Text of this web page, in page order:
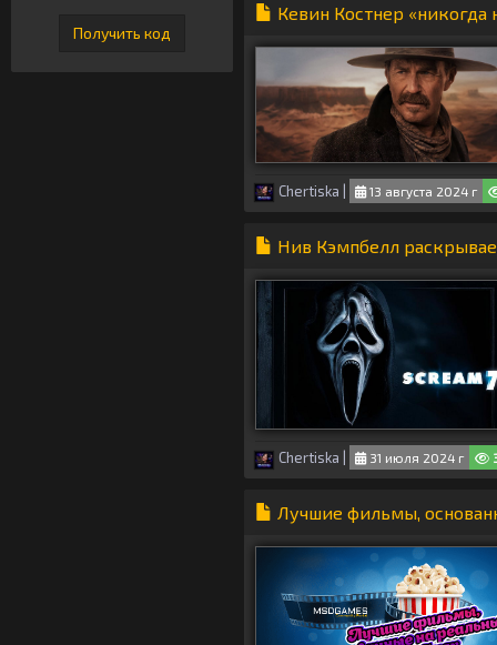
Кевин Костнер
Chertiska | 13 августа 2024 г
Нив Кэмпбелл
Chertiska 31 июля 2024 г
Лучшие фильмы,